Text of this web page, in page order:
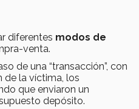
diferentes modos de
venta.
de una “transacción”, con
de la víctima, los
que enviaron un
depósito.